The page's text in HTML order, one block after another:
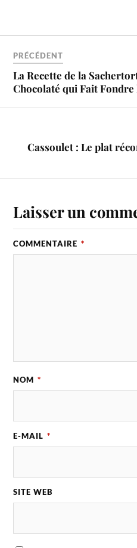
soirée d'hiver, chaque…
PRÉCÉDENT
La Recette de la
Chocolaté qui Fait Fondre
Cassoulet : Le plat
Laisser un
COMMENTAIRE *
NOM *
E-MAIL *
SITE WEB